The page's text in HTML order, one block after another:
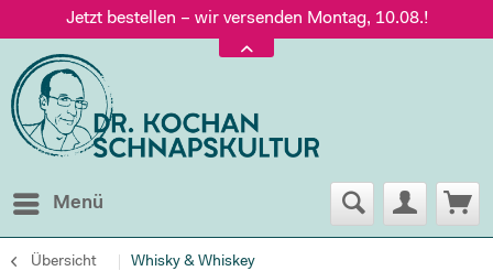
Jetzt bestellen – wir versenden Montag, 10.08.!
Versand nur 5,60 €, gratis ab 95 € Warenwert
Jetzt bestellen – wir versenden Montag, 10.08.!
Menü
Übersicht Whisky & Whiskey